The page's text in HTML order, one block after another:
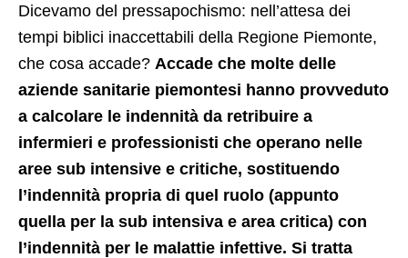
Dicevamo del pressapochismo: nell’attesa dei
tempi biblici inaccettabili della Regione Piemonte,
che cosa accade? Accade che molte delle
aziende sanitarie piemontesi hanno provveduto
a calcolare le indennità da retribuire a
infermieri e professionisti che operano nelle
aree sub intensive e critiche, sostituendo
l’indennità propria di quel ruolo (appunto
quella per la sub intensiva e area critica) con
l’indennità per le malattie infettive. Si tratta